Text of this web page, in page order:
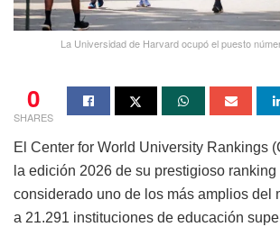
La Universidad de Harvard ocupó el puesto
0
SHARES
El Center for World University Rankings
la edición 2026 de su prestigioso
considerado uno de los más amplios del
a 21.291 instituciones de educación